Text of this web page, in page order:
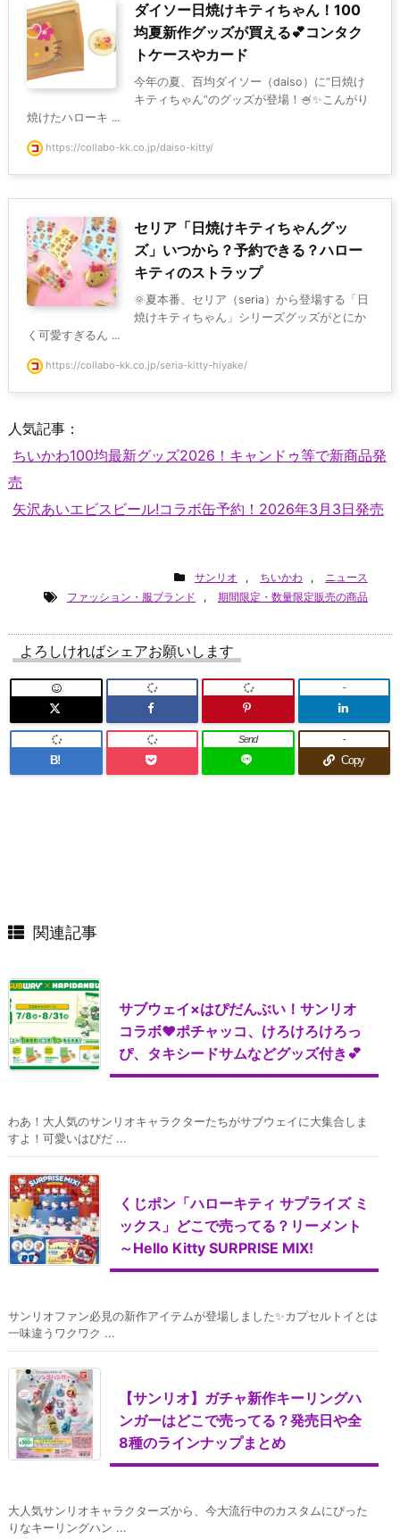
ダイソー日焼けキティちゃん！100
均夏新作グッズが買える💕コンタク
トケースやカード
今年の夏、百均ダイソー（daiso）に“日焼け
キティちゃん”のグッズが登場！🍧✨こんがり
焼けたハローキ ...
https://collabo-kk.co.jp/daiso-kitty/
セリア「日焼けキティちゃんグッ
ズ」いつから？予約できる？ハロー
キティのストラップ
🌞夏本番、セリア（seria）から登場する「日
焼けキティちゃん」シリーズグッズがとにか
く可愛すぎるん ...
https://collabo-kk.co.jp/seria-kitty-hiyake/
人気記事：
ちいかわ100均最新グッズ2026！キャンドゥ等で新商品発
売
矢沢あいエビスビール!コラボ缶予約！2026年3月3日発売
サンリオ , ちいかわ ,
ニュース
ファッション・服ブランド
, 期間限定・数量限定販売の商品
よろしければシェアお願いします
-
B!
Send
Copy
-
関連記事
サブウェイ×はぴだんぶい！サンリオ
コラボ♥ポチャッコ、けろけろけろっ
ぴ、タキシードサムなどグッズ付き💕
わあ！大人気のサンリオキャラクターたちがサブウェイに大集合しま
すよ！可愛いはぴだ ...
くじポン「ハローキティ サプライズ ミ
ックス」どこで売ってる？リーメント
～Hello Kitty SURPRISE MIX!
サンリオファン必見の新作アイテムが登場しました✨カプセルトイとは
一味違うワクワク ...
【サンリオ】ガチャ新作キーリングハ
ンガーはどこで売ってる？発売日や全
8種のラインナップまとめ
大人気サンリオキャラクターズから、今大流行中のカスタムにぴった
りなキーリングハン ...